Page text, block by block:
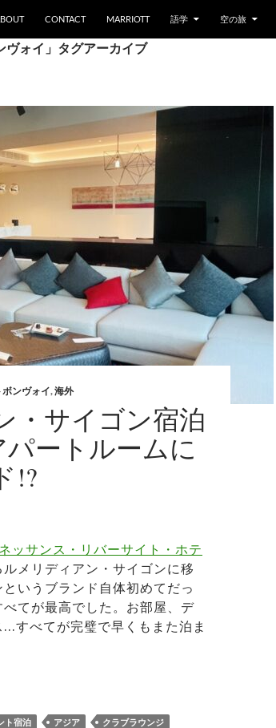
CONTACT MARRIOTT 語学 空の旅
ヴォイ」タグアーカイブ
ンヴォイ,海外
・サイゴン宿泊
ートルームに
!?
ッサンス・リバーサイト・ホテ
メリディアン・サイゴンに移
いうブランド自体初めてだっ
てが最高でした。お部屋、デ
すべてが完璧で早くもまた泊ま
イゴン宿泊記 118平米のアパートルームにア
ト宿泊 アジア
クラブラウンジ